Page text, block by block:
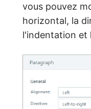
vous pouvez
horizontal, la
l'indentation et